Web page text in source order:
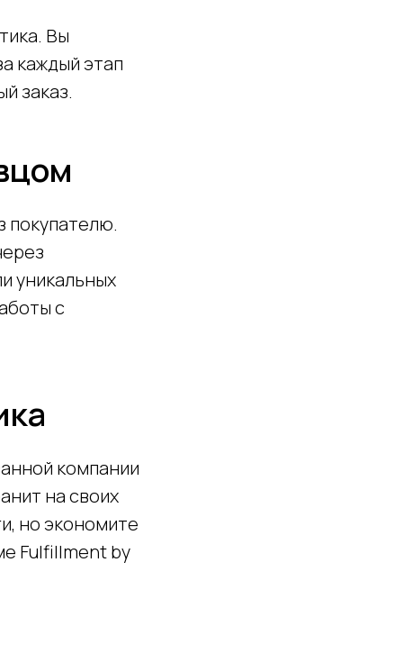
Вы
каждый этап
заказ.
покупателю.
уникальных
с
компании
на своих
но экономите
Fulfillment by